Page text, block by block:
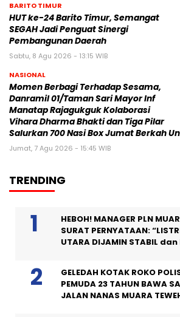
BARITO TIMUR
HUT ke-24 Barito Timur, Semangat
SEGAH Jadi Penguat Sinergi
Pembangunan Daerah
Sabtu, 8 Agu 2026 - 13:15 WIB
NASIONAL
Momen Berbagi Terhadap Sesama,
Danramil 01/Taman Sari Mayor Inf
Manatap Rajagukguk Kolaborasi
Vihara Dharma Bhakti dan Tiga Pilar
Salurkan 700 Nasi Box Jumat Berkah
Jumat, 7 Agu 2026 - 15:45 WIB
TRENDING
HEBOH! MANAGER PLN
SURAT PERNYATAAN:
UTARA DIJAMIN STABIL dan
GELEDAH KOTAK ROKO
PEMUDA 23 TAHUN BAWA
JALAN NANAS MUARA